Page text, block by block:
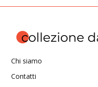
Chi siamo
Contatti